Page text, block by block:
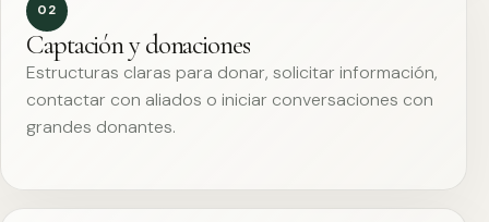
02
Captación y donaciones
Estructuras claras para donar, solicitar información,
contactar con aliados o iniciar conversaciones con
grandes donantes.